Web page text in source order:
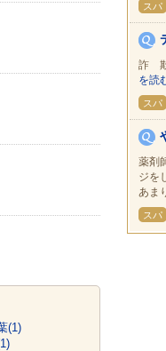
(1)
スパ
詐 欺
を読
スパ
薬剤
ジを
あま
スパ